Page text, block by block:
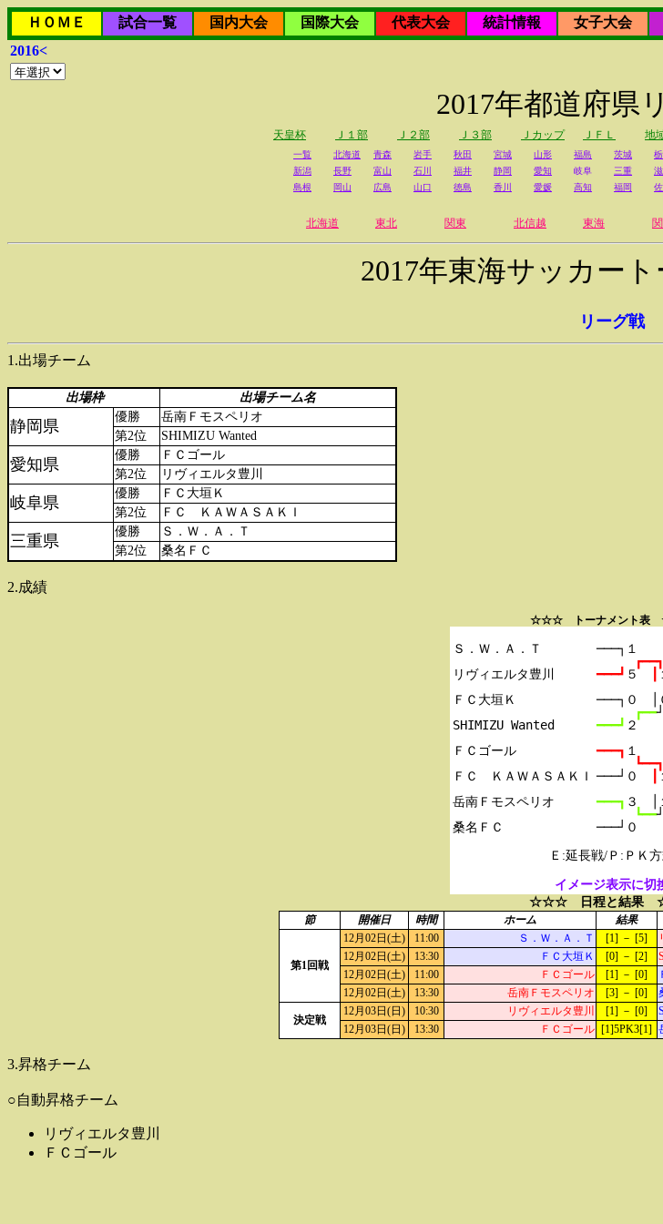
ＨＯＭＥ 試合一覧 国内大会 国際大会 代表大会 統計情報 女子大会
2016<
2017年都道府県
天皇杯 Ｊ１部 Ｊ２部 Ｊ３部 Ｊカップ ＪＦＬ 地
一覧 北海道 青森 岩手 秋田 宮城 山形 福島 茨城
新潟
長野 富山 石川 福井 静岡 愛知 岐阜 三重
島根
岡山 広島 山口 徳島 香川 愛媛 高知 福岡
北海道 東北 関東 北信越 東海
2017年東海サッカー
リーグ戦
1.出場チーム
出場枠 出場チーム名
静岡県
優勝
岳南Ｆモスペリオ
第2位
SHIMIZU Wanted
愛知県
優勝
ＦＣゴール
第2位
リヴィエルタ豊川
岐阜県
優勝
ＦＣ大垣Ｋ
第2位
ＦＣ ＫＡＷＡＳＡＫＩ
三重県
優勝
Ｓ．Ｗ．Ａ．Ｔ
第2位
桑名ＦＣ
2.成績
☆☆☆ トーナメント
Ｓ．Ｗ．Ａ．Ｔ
リヴィエルタ豊川
ＦＣ大垣Ｋ
SHIMIZU Wanted
ＦＣゴール
ＦＣ　ＫＡＷＡＳＡＫＩ
岳南Ｆモスペリオ
───┐１
┏━━┓
━━━┛ ５
───┐０　│
┏━━┘
━━━┛ ２
━━━┓ １
┗━━┓
───┘０
━━━┓ ３　│
┗━━┘
───┘０
Ｅ:延長戦/Ｐ:ＰＫ
イメージ表示に切
☆☆☆ 日程と結果
節 開催日 時間 ホーム 結果
第1回戦
12月02日(土) 11:00 Ｓ．Ｗ．Ａ．Ｔ [1] － [5]
12月02日(土)
13:30 ＦＣ大垣Ｋ [0] － [2]
12月02日(土)
11:00 ＦＣゴール [1] － [0]
12月02日(土)
13:30 岳南Ｆモスペリオ [3] － [0]
決定戦
12月03日(日) 10:30 リヴィエルタ豊川 [1] － [0]
12月03日(日)
13:30 ＦＣゴール [1]5PK3[1]
3.昇格チーム
○自動昇格チーム
リヴィエルタ豊川
ＦＣゴール